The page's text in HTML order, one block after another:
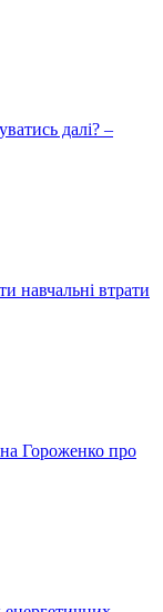
далі? –
навчальні втрати
Гороженко про